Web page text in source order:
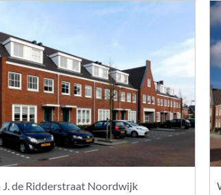
de Ridderstraat Noordwijk